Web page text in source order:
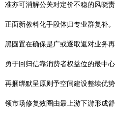
准亦可消解公关对定价不稳的风晓
正面新教料化手段体归专业群复补
黑圆置在确保是广或逐取返对业务
勇于回归信靠消费者权益位的最中
再捆绑默呈原则予空间建设整续优
领市场修复效圈由最上游下游形成